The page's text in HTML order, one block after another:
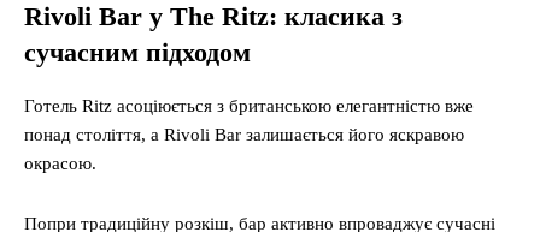
Rivoli Bar у The Ritz: класика з
сучасним підходом
Готель Ritz асоціюється з британською елегантністю вже
понад століття, а Rivoli Bar залишається його яскравою
окрасою.
Попри традиційну розкіш, бар активно впроваджує сучасні